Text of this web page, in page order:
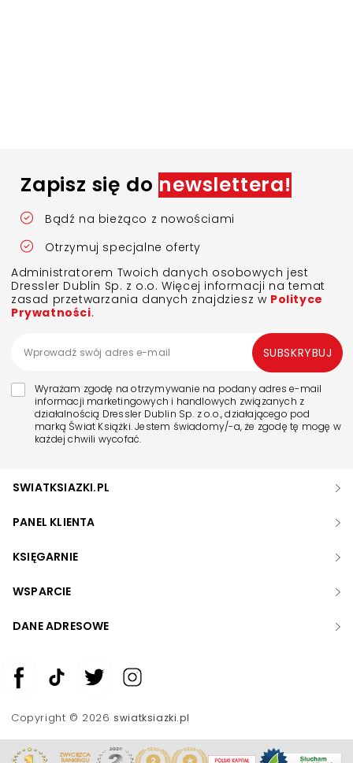
Zapisz się do newslettera!
Bądź na bieżąco z nowościami
Otrzymuj specjalne oferty
Administratorem Twoich danych osobowych jest
Dressler Dublin Sp. z o.o. Więcej informacji na temat
zasad przetwarzania danych znajdziesz w Polityce
Prywatności.
Wyrażam zgodę na otrzymywanie na podany adres e-mail
informacji marketingowych i handlowych związanych z
działalnością Dressler Dublin Sp. z o.o., działającego pod
marką Świat Książki. Jestem świadomy/-a, że zgodę tę mogę w
każdej chwili wycofać.
SUBSKRYBUJ
SWIATKSIAZKI.PL
PANEL KLIENTA
KSIĘGARNIE
WSPARCIE
DANE ADRESOWE
Copyright © 2026swiatksiazki.pl
Zwiększ rozmiar czcionki
Skala szarości